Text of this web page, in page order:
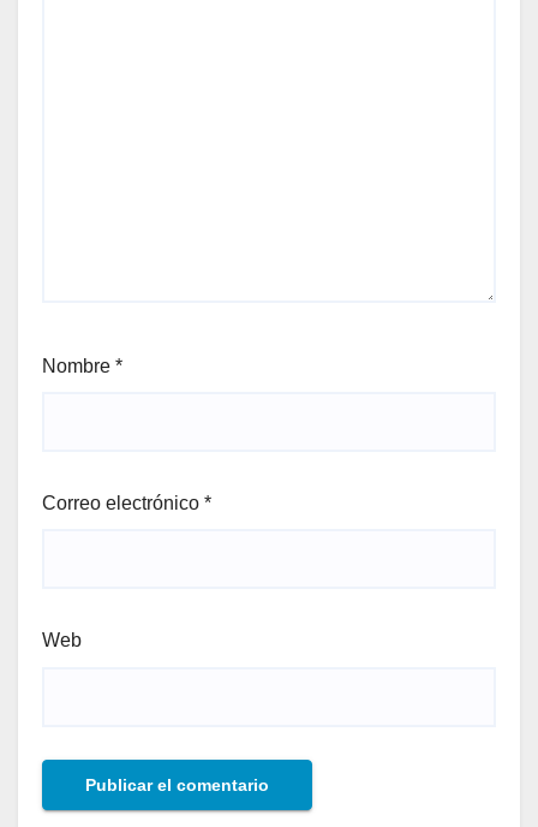
Nombre *
Correo electrónico *
Web